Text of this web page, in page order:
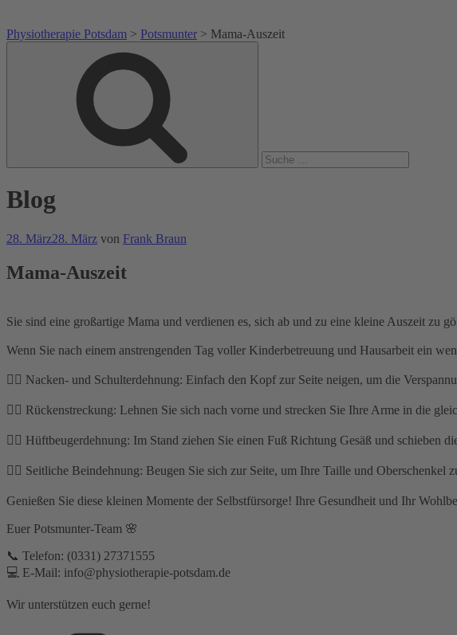
Physiotherapie Potsdam > Potsmunter > Mama-Auszeit
Blog
Veröffentlicht
28. März28. März von Frank Braun
Mama-Auszeit
Sie sind eine großartige Mama und verdienen es, sich ab und zu eine kleine Auszeit zu
Wenn Sie nach einem anstrengenden Tag voller Kinderbetreuung und Hausarbeit ein
👉🏻 Nacken- und Schulterdehnung: Einfach den Kopf zur Seite neigen, um die
👉🏻 Rückenstreckung: Lehnen Sie sich nach vorne und strecken Sie Ihre Arme in die
👉🏻 Hüftbeugerdehnung: Im Stand ziehen Sie einen Fuß Richtung Gesäß und schieben
👉🏻 Seitliche Beindehnung: Beugen Sie sich zur Seite, um Ihre Taille und Oberschenkel
Genießen Sie diese kleinen Momente der Selbstfürsorge! Ihre Gesundheit und Ihr
Euer Potsmunter-Team 🌸
📞 Telefon: (0331) 27371555⁣
💻 E-Mail: info@physiotherapie-potsdam.de
Wir unterstützen euch gerne!